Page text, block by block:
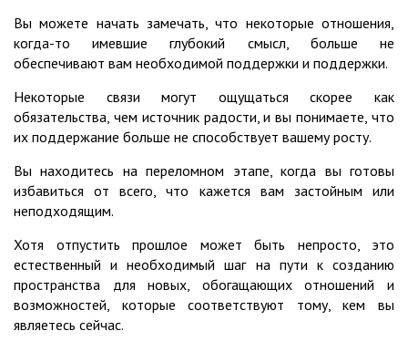
Вы можете начать замечать, что некоторые отношения,
когда-то имевшие глубокий смысл, больше не
обеспечивают вам необходимой поддержки и поддержки.
Некоторые связи могут ощущаться скорее как
обязательства, чем источник радости, и вы понимаете, что
их поддержание больше не способствует вашему росту.
Вы находитесь на переломном этапе, когда вы готовы
избавиться от всего, что кажется вам застойным или
неподходящим.
Хотя отпустить прошлое может быть непросто, это
естественный и необходимый шаг на пути к созданию
пространства для новых, обогащающих отношений и
возможностей, которые соответствуют тому, кем вы
являетесь сейчас.